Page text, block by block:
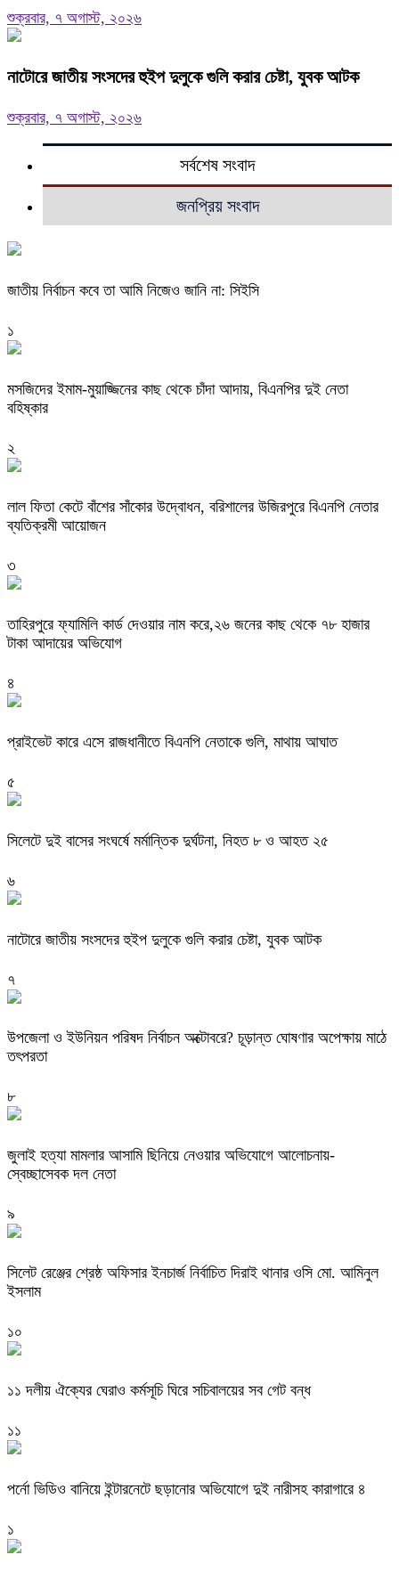
শুক্রবার, ৭ অগাস্ট, ২০২৬
নাটোরে জাতীয় সংসদের হুইপ দুলুকে গুলি করার চেষ্টা, যুবক আটক
শুক্রবার, ৭ অগাস্ট, ২০২৬
সর্বশেষ সংবাদ
জনপ্রিয় সংবাদ
জাতীয় নির্বাচন কবে তা আমি নিজেও জানি না: সিইসি
১
মসজিদের ইমাম-মুয়াজ্জিনের কাছ থেকে চাঁদা আদায়, বিএনপির দুই নেতা
বহিষ্কার
২
‎লাল ফিতা কেটে বাঁশের সাঁকোর উদ্বোধন, বরিশালের উজিরপুরে বিএনপি নেতার
ব্যতিক্রমী আয়োজন
৩
তাহিরপুরে ফ্যামিলি কার্ড দেওয়ার নাম করে,২৬ জনের কাছ থেকে ৭৮ হাজার
টাকা আদায়ের অভিযোগ
৪
প্রাইভেট কারে এসে রাজধানীতে বিএনপি নেতাকে গুলি, মাথায় আঘাত
৫
সিলেটে দুই বাসের সংঘর্ষে মর্মান্তিক দুর্ঘটনা, নিহত ৮ ও আহত ২৫
৬
নাটোরে জাতীয় সংসদের হুইপ দুলুকে গুলি করার চেষ্টা, যুবক আটক
৭
উপজেলা ও ইউনিয়ন পরিষদ নির্বাচন অক্টোবরে? চূড়ান্ত ঘোষণার অপেক্ষায় মাঠে
তৎপরতা
৮
জুলাই হত্যা মামলার আসামি ছিনিয়ে নেওয়ার অভিযোগে আলোচনায়-
স্বেচ্ছাসেবক দল নেতা
৯
‎সিলেট রেঞ্জের শ্রেষ্ঠ অফিসার ইনচার্জ নির্বাচিত দিরাই থানার ওসি মো. আমিনুল
ইসলাম
১০
‎১১ দলীয় ঐক্যের ঘেরাও কর্মসূচি ঘিরে সচিবালয়ের সব গেট বন্ধ
১১
পর্নো ভিডিও বানিয়ে ইন্টারনেটে ছড়ানোর অভিযোগে দুই নারীসহ কারাগারে ৪
১